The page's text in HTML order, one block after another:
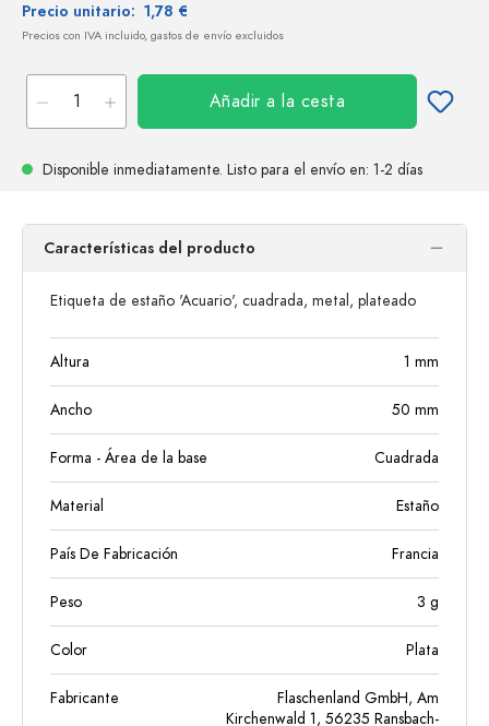
Precio unitario: 1,78 €
Precios con IVA incluido, gastos de envío excluidos
Añadir a la cesta
Disponible inmediatamente. Listo para el envío en: 1-2 días
Características del producto
Etiqueta de estaño 'Acuario', cuadrada, metal, plateado
Altura 1 mm
Ancho 50 mm
Forma - Área de la base Cuadrada
Material Estaño
País De Fabricación Francia
Peso 3 g
Color Plata
Fabricante
Flaschenland GmbH, Am
Kirchenwald 1, 56235 Ransbach-